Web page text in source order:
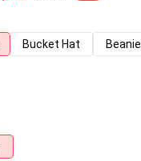
Bucket Hat
Beanie